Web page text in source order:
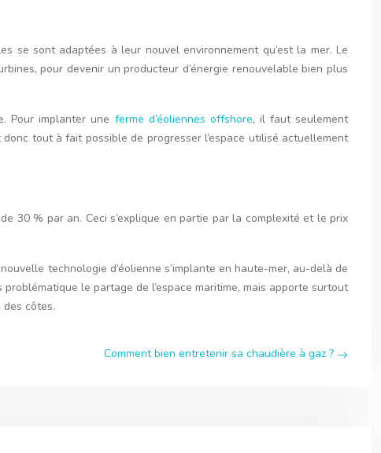
se sont adaptées à leur nouvel environnement qu’est la mer. Le
pour devenir un producteur d’énergie renouvelable bien plus
Pour implanter une ferme d’éoliennes offshore, il faut seulement
tout à fait possible de progresser l’espace utilisé actuellement
30 % par an. Ceci s’explique en partie par la complexité et le prix
technologie d’éolienne s’implante en haute-mer, au-delà de
le partage de l’espace maritime, mais apporte surtout
côtes.
Comment bien entretenir sa chaudière à gaz ?